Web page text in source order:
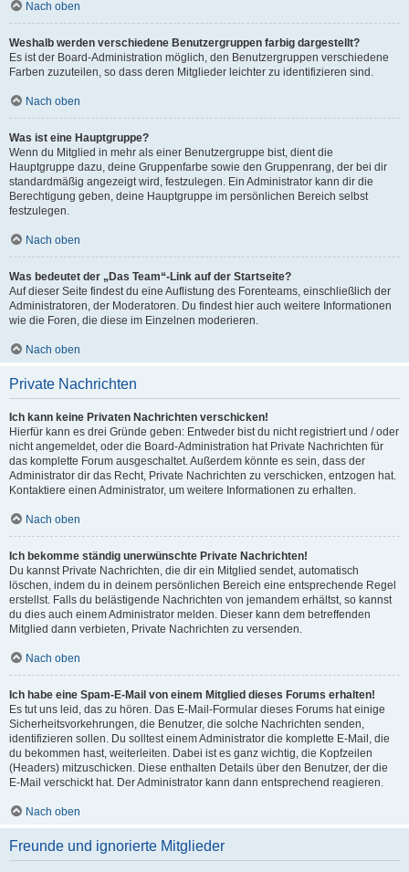
Nach oben
Weshalb werden verschiedene Benutzergruppen farbig dargestellt?
Es ist der Board-Administration möglich, den Benutzergruppen verschiedene
Farben zuzuteilen, so dass deren Mitglieder leichter zu identifizieren sind.
Nach oben
Was ist eine Hauptgruppe?
Wenn du Mitglied in mehr als einer Benutzergruppe bist, dient die
Hauptgruppe dazu, deine Gruppenfarbe sowie den Gruppenrang, der bei dir
standardmäßig angezeigt wird, festzulegen. Ein Administrator kann dir die
Berechtigung geben, deine Hauptgruppe im persönlichen Bereich selbst
festzulegen.
Nach oben
Was bedeutet der „Das Team“-Link auf der Startseite?
Auf dieser Seite findest du eine Auflistung des Forenteams, einschließlich der
Administratoren, der Moderatoren. Du findest hier auch weitere Informationen
wie die Foren, die diese im Einzelnen moderieren.
Nach oben
Private Nachrichten
Ich kann keine Privaten Nachrichten verschicken!
Hierfür kann es drei Gründe geben: Entweder bist du nicht registriert und / oder
nicht angemeldet, oder die Board-Administration hat Private Nachrichten für
das komplette Forum ausgeschaltet. Außerdem könnte es sein, dass der
Administrator dir das Recht, Private Nachrichten zu verschicken, entzogen hat.
Kontaktiere einen Administrator, um weitere Informationen zu erhalten.
Nach oben
Ich bekomme ständig unerwünschte Private Nachrichten!
Du kannst Private Nachrichten, die dir ein Mitglied sendet, automatisch
löschen, indem du in deinem persönlichen Bereich eine entsprechende Regel
erstellst. Falls du belästigende Nachrichten von jemandem erhältst, so kannst
du dies auch einem Administrator melden. Dieser kann dem betreffenden
Mitglied dann verbieten, Private Nachrichten zu versenden.
Nach oben
Ich habe eine Spam-E-Mail von einem Mitglied dieses Forums erhalten!
Es tut uns leid, das zu hören. Das E-Mail-Formular dieses Forums hat einige
Sicherheitsvorkehrungen, die Benutzer, die solche Nachrichten senden,
identifizieren sollen. Du solltest einem Administrator die komplette E-Mail, die
du bekommen hast, weiterleiten. Dabei ist es ganz wichtig, die Kopfzeilen
(Headers) mitzuschicken. Diese enthalten Details über den Benutzer, der die
E-Mail verschickt hat. Der Administrator kann dann entsprechend reagieren.
Nach oben
Freunde und ignorierte Mitglieder